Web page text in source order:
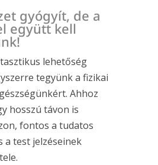
gyógyít, de a
együtt kell
lehetőség
tegyünk a fizikai
Ahhoz
hosszú távon is
fontos a tudatos
a test jelzéseinek